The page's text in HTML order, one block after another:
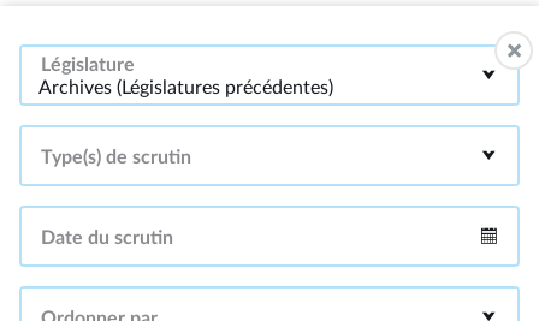
Législature
Archives (Législatures précédentes)
Type(s) de scrutin
Date du scrutin